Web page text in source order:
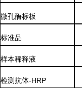
微孔酶标板
标准品
样本稀释液
检测抗体-HRP